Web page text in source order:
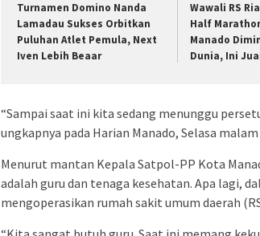
Turnamen Domino Nanda
Lamadau Sukses Orbitkan
Puluhan Atlet Pemula, Next
Iven Lebih Beaar
Wawali RS
Half
Manado
Dunia, Ini
“Sampai saat ini kita sedang menunggu
ungkapnya pada Harian Manado, Selasa
Menurut mantan Kepala Satpol-PP Kota
adalah guru dan tenaga kesehatan. Apa lagi,
mengoperasikan rumah sakit umum daerah